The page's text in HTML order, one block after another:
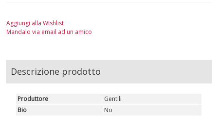
Aggiungi alla Wishlist
Mandalo via email ad un amico
Descrizione prodotto
Produttore
Gentili
Bio
No